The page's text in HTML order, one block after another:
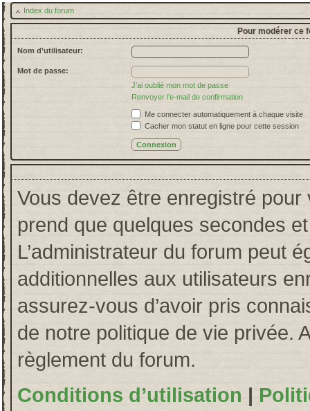
Index du forum
Pour modérer ce
Nom d’utilisateur:
Mot de passe:
J’ai oublié mon mot de passe
Renvoyer l’e-mail de confirmation
Me connecter automatiquement à chaque visite
Cacher mon statut en ligne pour cette session
Vous devez être enregistré pour
prend que quelques secondes
L’administrateur du forum peut
additionnelles aux utilisateurs
assurez-vous d’avoir pris
de notre politique de vie privée.
règlement du forum.
Conditions d’utilisation |